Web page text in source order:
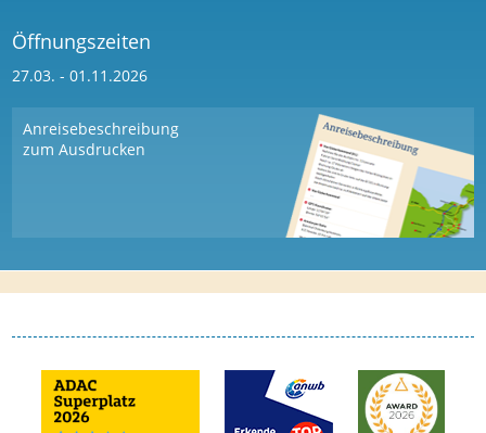
Öffnungszeiten
27.03. - 01.11.2026
Anreisebeschreibung
zum Ausdrucken